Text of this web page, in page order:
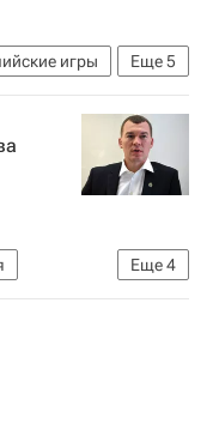
Еще5
игры
(МОК)
Еще4